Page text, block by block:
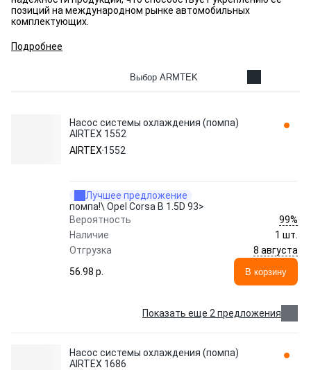
позиций на международном рынке автомобильных
комплектующих.
Подробнее
Выбор ARMTEK
Насос системы охлаждения (помпа)
AIRTEX 1552
AIRTEX 1552
Лучшее предложение
помпа!\ Opel Corsa B 1.5D 93>
Вероятность
99%
Наличие
1 шт.
Отгрузка
8 августа
56.98 p.
В корзину
Показать еще 2 предложения
Насос системы охлаждения (помпа)
AIRTEX 1686